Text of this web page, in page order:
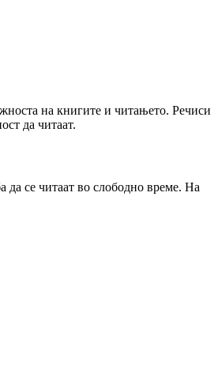
на книгите и читањето. Речиси
да читаат.
да се читаат во слободно време. На